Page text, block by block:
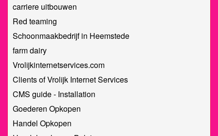
carriere uitbouwen
Red teaming
Schoonmaakbedrijf in Heemstede
farm dairy
Vrolijkinternetservices.com
Clients of Vrolijk Internet Services
CMS guide - Installation
Goederen Opkopen
Handel Opkopen